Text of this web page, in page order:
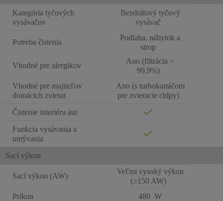
Kategória tyčových
vysávačov
Bezdrátový tyčový
vysávač
Potreba čistenia
Podlaha, nábytok a
strop
Vhodné pre alergikov
Ano (filtrácia <
99,9%)
Vhodné pre majiteľov
domácich zvierat
Ano (s turbokartáčom
pre zvieracie chlpy)
Čistenie interiéru áut
Funkcia vysávania a
umývania
Sací výkon
Sací výkon (AW)
Veľmi vysoký výkon
(≥150 AW)
Príkon
480 W